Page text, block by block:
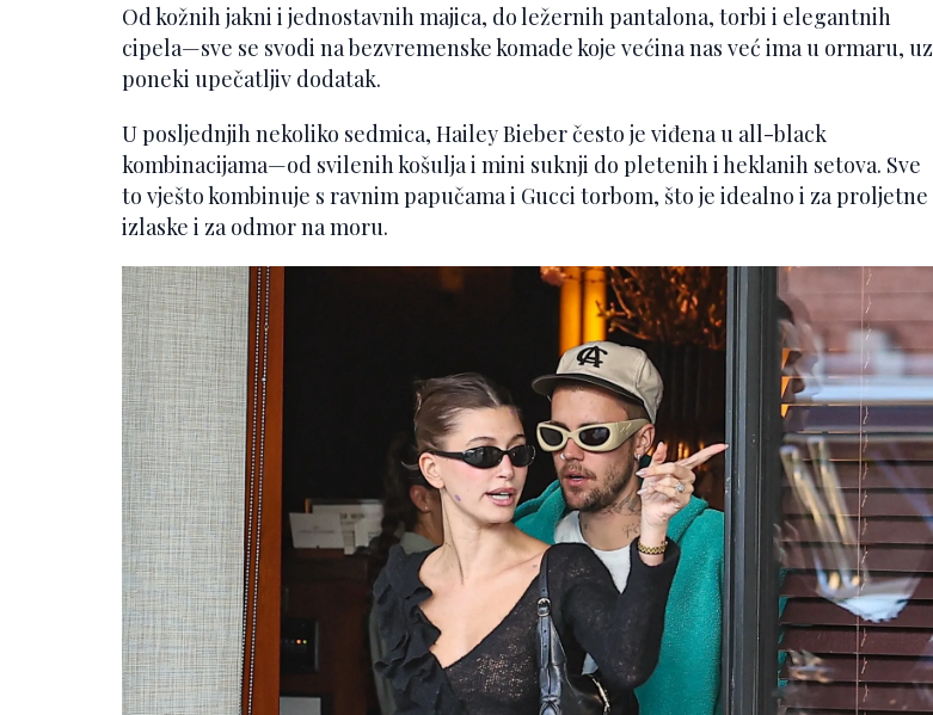
Od kožnih jakni i jednostavnih majica, do ležernih pantalona, torbi i elegantnih
cipela—sve se svodi na bezvremenske komade koje većina nas već ima u ormaru, uz
poneki upečatljiv dodatak.
U posljednjih nekoliko sedmica, Hailey Bieber često je viđena u all-black
kombinacijama—od svilenih košulja i mini suknji do pletenih i heklanih setova. Sve
to vješto kombinuje s ravnim papučama i Gucci torbom, što je idealno i za proljetne
izlaske i za odmor na moru.